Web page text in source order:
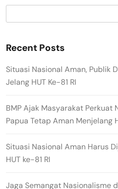
Recent Posts
Situasi Nasional Aman, Publik
Jelang HUT Ke-81 RI
BMP Ajak Masyarakat Perkuat
Papua Tetap Aman Menjelang
Situasi Nasional Aman Harus
HUT ke-81 RI
Jaga Semangat Nasionalisme